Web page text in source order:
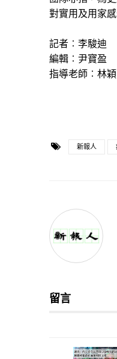
對實用及用家
記者︰李駿迪
編輯︰尹寶盈
指導老師︰林
新報人
留言